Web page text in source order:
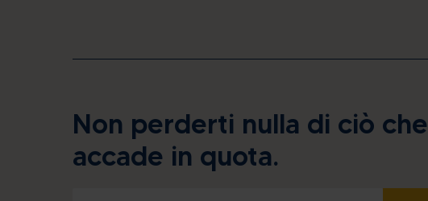
Non perderti nulla di ciò che
accade in quota.